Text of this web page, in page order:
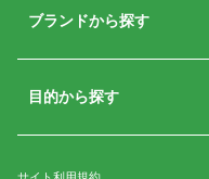
ブランドから探す
目的から探す